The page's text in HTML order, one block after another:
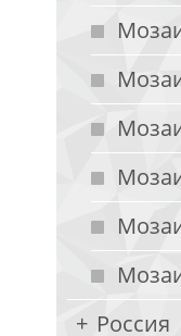
Россия